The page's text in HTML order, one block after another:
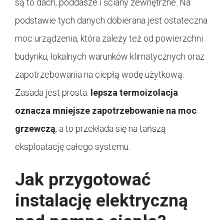
są to dach, poddasze i ściany zewnętrzne. Na
podstawie tych danych dobierana jest ostateczna
moc urządzenia, która zależy też od powierzchni
budynku, lokalnych warunków klimatycznych oraz
zapotrzebowania na ciepłą wodę użytkową.
Zasada jest prosta: lepsza termoizolacja
oznacza mniejsze zapotrzebowanie na moc
grzewczą, a to przekłada się na tańszą
eksploatację całego systemu.
Jak przygotować
instalację elektryczną